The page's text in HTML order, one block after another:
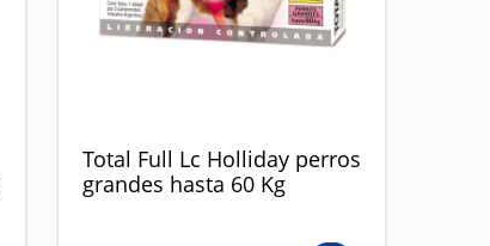
Total Full Lc Holliday perros
grandes hasta 60 Kg